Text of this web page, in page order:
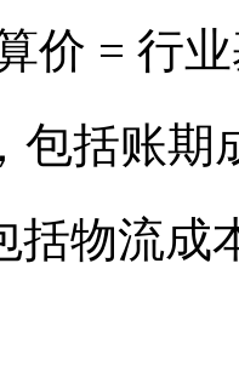
价 = 行
包括账期
括物流成